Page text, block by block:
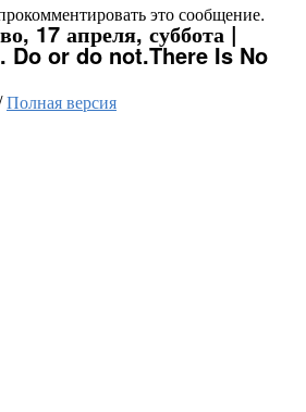
это сообщение.
17 апреля, суббота |
Do or do not.There Is No
Полная версия